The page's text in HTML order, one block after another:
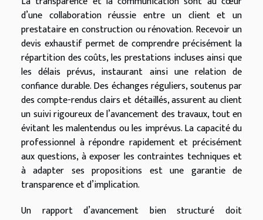
d’une collaboration réussie entre un client et un
prestataire en construction ou rénovation. Recevoir un
devis exhaustif permet de comprendre précisément la
répartition des coûts, les prestations incluses ainsi que
les délais prévus, instaurant ainsi une relation de
confiance durable. Des échanges réguliers, soutenus par
des compte-rendus clairs et détaillés, assurent au client
un suivi rigoureux de l’avancement des travaux, tout en
évitant les malentendus ou les imprévus. La capacité du
professionnel à répondre rapidement et précisément
aux questions, à exposer les contraintes techniques et
à adapter ses propositions est une garantie de
transparence et d’implication.
Un rapport d’avancement bien structuré doit